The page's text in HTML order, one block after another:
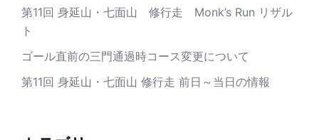
第11回 身延山・七面山 修行走 Monk’s Run リザル
ト
ゴール直前の三門通過時コース変更について
第11回 身延山・七面山 修行走 前日～当日の情報